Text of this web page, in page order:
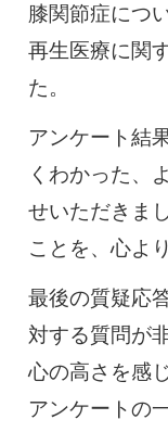
ク
お知らせ
予約フォーム
※上記電話番号
電話受付時間：
膝関節症につ
再生医療に関
た。
アンケート結
くわかった、
せいただきま
ことを、心よ
最後の質疑応
対する質問が
心の高さを感
アンケートの